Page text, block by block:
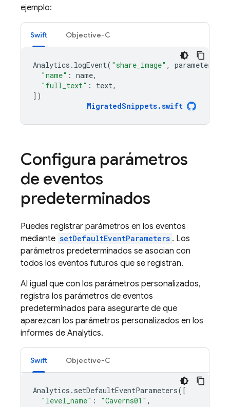
ejemplo:
Swift Objective-C
Analytics . logEvent( "share_image" , parameters
"name" : name,
"full_text" : text,
])
MigratedSnippets.swift
Configura parámetros
de eventos
predeterminados
Puedes registrar parámetros en los eventos
mediante setDefaultEventParameters . Los
parámetros predeterminados se asocian con
todos los eventos futuros que se registran.
Al igual que con los parámetros personalizados,
registra los parámetros de eventos
predeterminados para asegurarte de que
aparezcan los parámetros personalizados en los
informes de Analytics.
Swift Objective-C
Analytics . setDefaultEventParameters([
"level_name" : "Caverns01" ,